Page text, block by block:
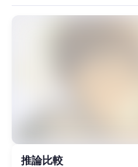
48k, rvc, モデル, 翔太, 正台音響
推論比較